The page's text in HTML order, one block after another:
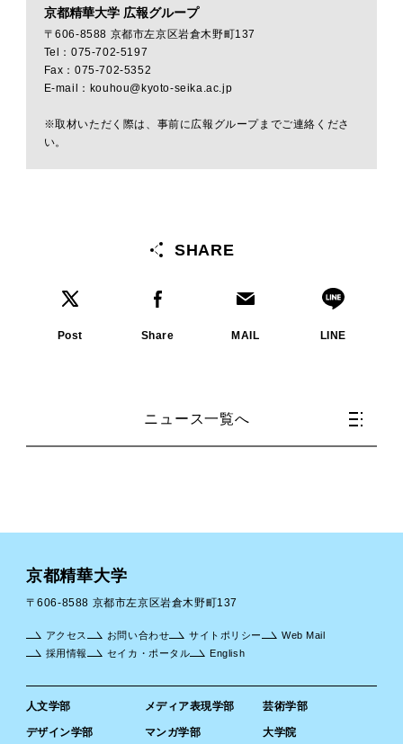
京都精華大学 広報グループ
〒606-8588 京都市左京区岩倉木野町137
Tel：075-702-5197
Fax：075-702-5352
E-mail：kouhou@kyoto-seika.ac.jp
※取材いただく際は、事前に広報グループまでご連絡くださ
い。
SHARE
Post Share MAIL LINE
ニュース一覧へ
京都精華大学
〒606-8588 京都市左京区岩倉木野町137
人文学部 メディア表現学部 芸術学部
デザイン学部 マンガ学部 大学院
アクセス お問い合わせ サイトポリシー
Web Mail
採用情報
セイカ・ポータル English